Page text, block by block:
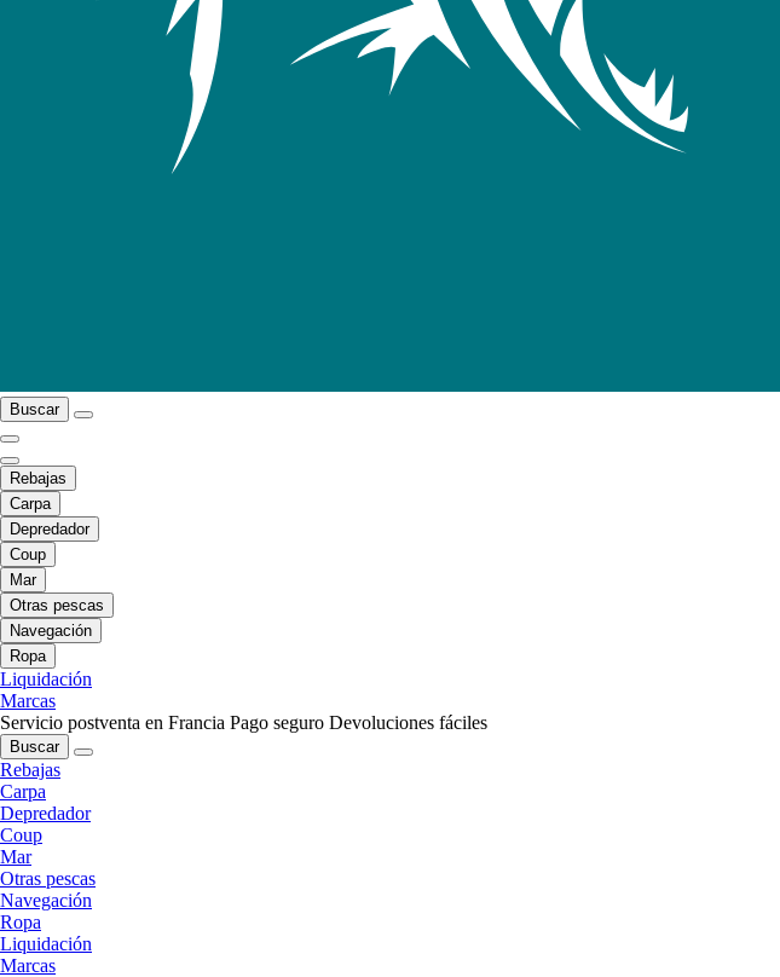
Buscar
Rebajas
Carpa
Depredador
Coup
Mar
Otras pescas
Navegación
Ropa
Liquidación
Marcas
Servicio postventa en Francia Pago seguro Devoluciones fáciles
Buscar
Rebajas
Carpa
Depredador
Coup
Mar
Otras pescas
Navegación
Ropa
Liquidación
Marcas